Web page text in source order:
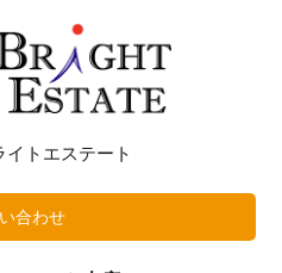
イトエステート
合わせ